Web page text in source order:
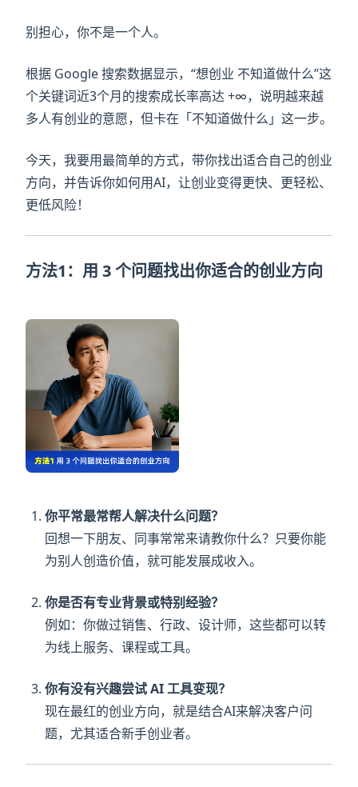
别担心，你不是一个人。
根据 Google 搜索数据显示，“想创业 不知道做什么”这
个关键词近3个月的搜索成长率高达 +∞，说明越来越
多人有创业的意愿，但卡在「不知道做什么」这一步。
今天，我要用最简单的方式，带你找出适合自己的创业
方向，并告诉你如何用AI，让创业变得更快、更轻松、
更低风险！
方法1：用 3 个问题找出你适合的创业方向
你平常最常帮人解决什么问题？
回想一下朋友、同事常常来请教你什么？只要你能
为别人创造价值，就可能发展成收入。
你是否有专业背景或特别经验？
例如：你做过销售、行政、设计师，这些都可以转
为线上服务、课程或工具。
你有没有兴趣尝试 AI 工具变现？
现在最红的创业方向，就是结合AI来解决客户问
题，尤其适合新手创业者。